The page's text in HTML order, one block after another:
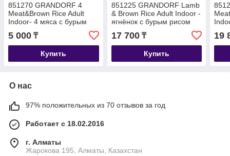
851270 GRANDORF 4
Meat&Brown Rice Adult
Indoor- 4 мяса с бурым
кошек, уп.400гр.
5 000 ₸
Купить
851225 GRANDORF Lamb
& Brown Rice Adult Indoor -
ягнёнок с бурым рисом
17 700₸
Купить
19
О нас
97% положительных из 70 отзывов за год
Работает с 18.02.2016
г. Алматы
Жарокова 195, Алматы, Казахстан